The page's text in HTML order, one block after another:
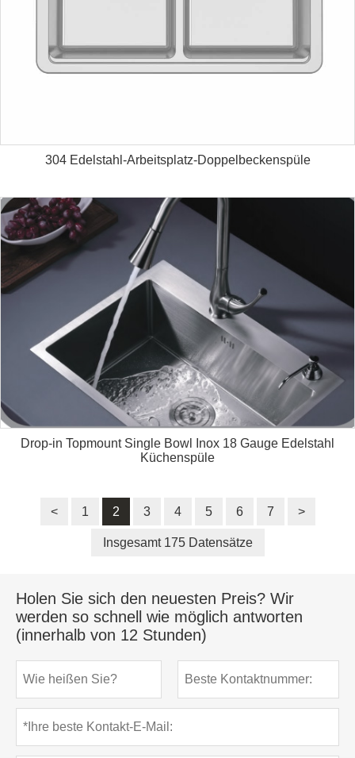
304 Edelstahl-Arbeitsplatz-Doppelbeckenspüle
Drop-in Topmount Single Bowl Inox 18 Gauge Edelstahl
Küchenspüle
< 1 2 3 4 5 6 7 >
Insgesamt 175 Datensätze
Holen Sie sich den neuesten Preis? Wir
werden so schnell wie möglich antworten
(innerhalb von 12 Stunden)